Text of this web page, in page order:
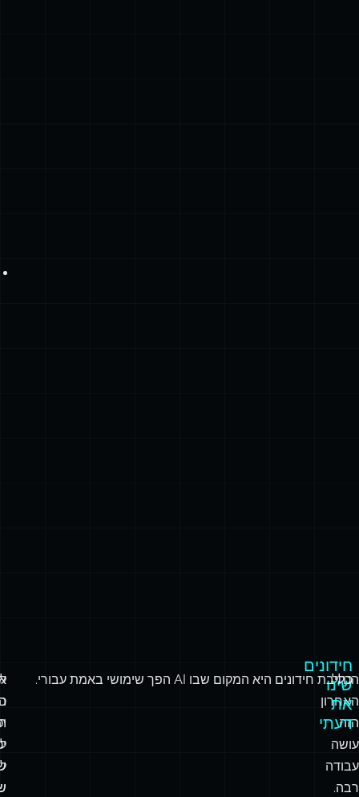
הכלל
האחרון
הזה
עושה
עבודה
רבה.
חידונים
שינו
את
דעתי
כתיבת חידונים היא המקום שבו AI הפך שימושי באמת עבורי.